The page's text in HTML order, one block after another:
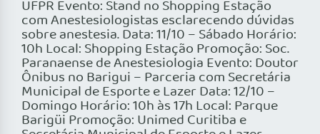
UFPR Evento: Stand no Shopping Estação
com Anestesiologistas esclarecendo dúvidas
sobre anestesia. Data: 11/10 – Sábado Horário:
10h Local: Shopping Estação Promoção: Soc.
Paranaense de Anestesiologia Evento: Doutor
Ônibus no Barigui – Parceria com Secretária
Municipal de Esporte e Lazer Data: 12/10 –
Domingo Horário: 10h às 17h Local: Parque
Barigüi Promoção: Unimed Curitiba e